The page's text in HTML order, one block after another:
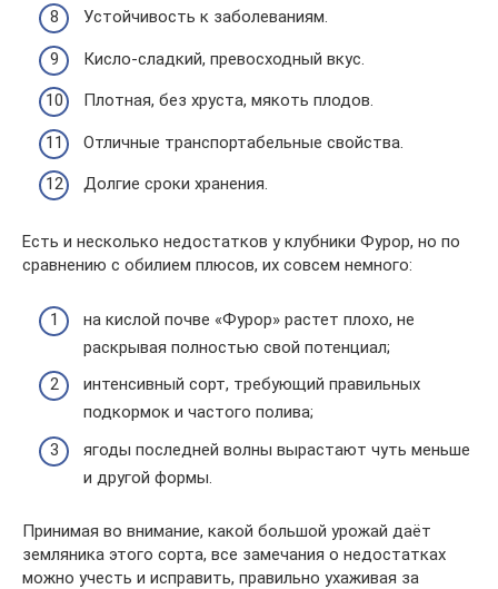
Устойчивость к заболеваниям.
Кисло-сладкий, превосходный вкус.
Плотная, без хруста, мякоть плодов.
Отличные транспортабельные свойства.
Долгие сроки хранения.
Есть и несколько недостатков у клубники Фурор, но по
сравнению с обилием плюсов, их совсем немного:
на кислой почве «Фурор» растет плохо, не
раскрывая полностью свой потенциал;
интенсивный сорт, требующий правильных
подкормок и частого полива;
ягоды последней волны вырастают чуть меньше
и другой формы.
Принимая во внимание, какой большой урожай даёт
земляника этого сорта, все замечания о недостатках
можно учесть и исправить, правильно ухаживая за